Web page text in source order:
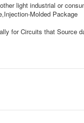
light industrial or
Molded Package
for Circuits that Source